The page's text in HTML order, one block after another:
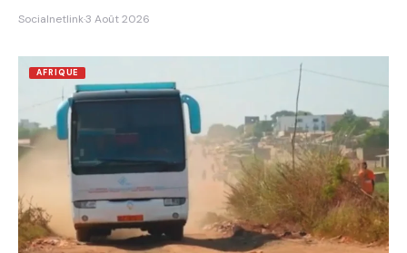
Socialnetlink·3 Août 2026
AFRIQUE